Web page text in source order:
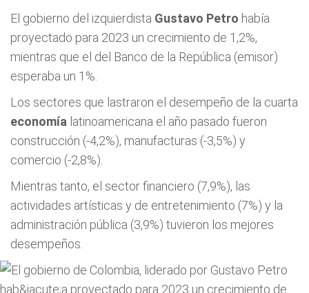
El gobierno del izquierdista Gustavo Petro había
proyectado para 2023 un crecimiento de 1,2%,
mientras que el del Banco de la República (emisor)
esperaba un 1%.
Los sectores que lastraron el desempeño de la cuarta
economía latinoamericana el año pasado fueron
construcción (-4,2%), manufacturas (-3,5%) y
comercio (-2,8%).
Mientras tanto, el sector financiero (7,9%), las
actividades artísticas y de entretenimiento (7%) y la
administración pública (3,9%) tuvieron los mejores
desempeños.